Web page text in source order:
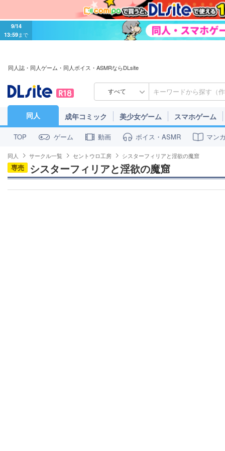
9/14
13:59まで
同人誌・同人ゲーム・同人ボイス・ASMRならDLsite
すべて
同人 成年コミック 美少女ゲーム スマホゲーム
TOP ゲーム 動画 ボイス・ASMR マン
同人 サークル一覧 セントウロ工房 シスターフィリアと淫欲の魔窟
専売 シスターフィリアと淫欲の魔窟